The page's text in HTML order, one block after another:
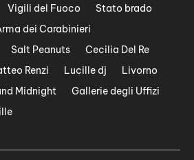
Vigili del Fuoco
Stato brado
dei Carabinieri
Salt Peanuts
Cecilia Del Re
Renzi Lucille dj
Livorno
Midnight
Gallerie degli Uffizi